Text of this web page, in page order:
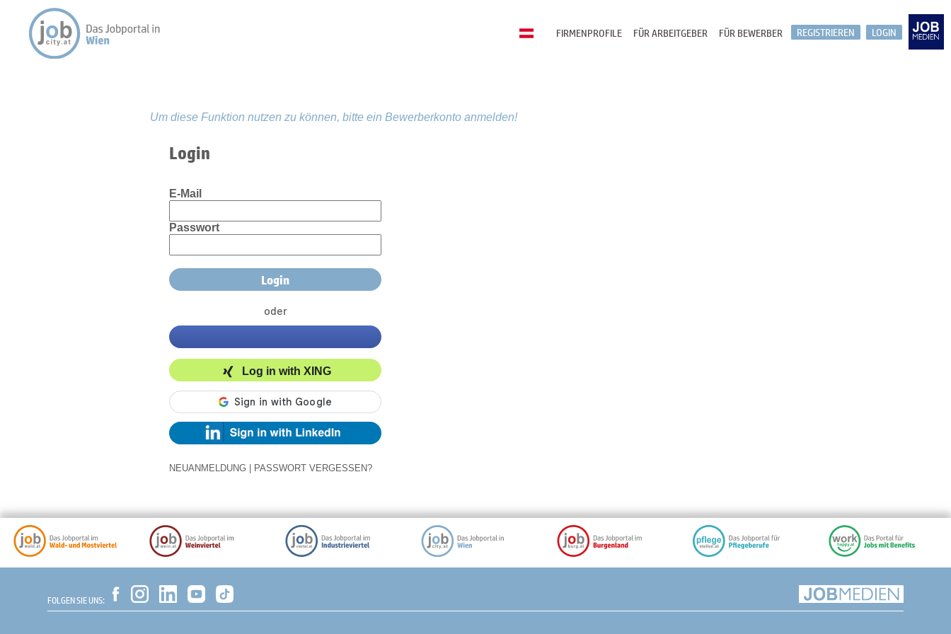
LOGIN
REGISTRIEREN
FÜR BEWERBER
FÜR ARBEITGEBER
FIRMENPROFILE
Um diese Funktion nutzen zu können, bitte ein Bewerberkonto anmelden!
Login
E-Mail
Passwort
oder
Log in with XING
NEUANMELDUNG PASSWORT VERGESSEN?
FOLGEN SIE UNS: